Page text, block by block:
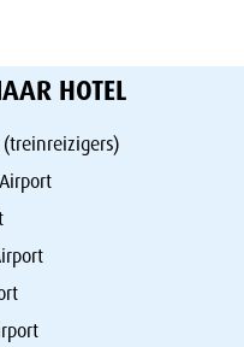
HOTEL
(treinreizigers)